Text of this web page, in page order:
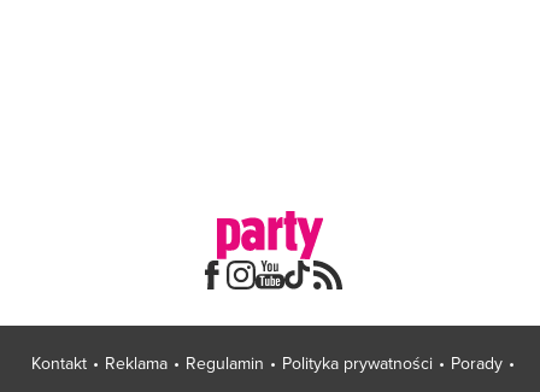
Kontakt Reklama Regulamin Polityka prywatności
Porady